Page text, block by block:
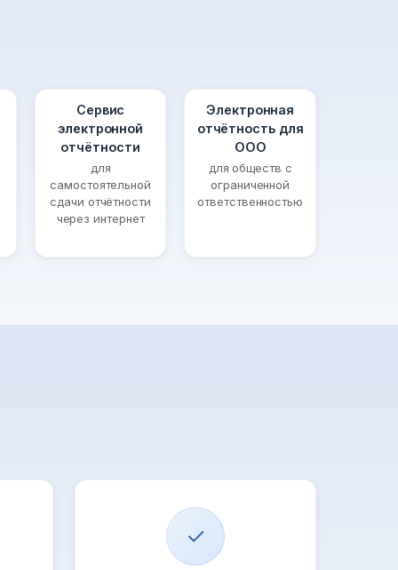
Сервис
электронной
отчётности
для
самостоятельной
сдачи отчётности
через интернет
Электронная
отчётность для
ООО
для обществ с
ограниченной
ответственностью
✓